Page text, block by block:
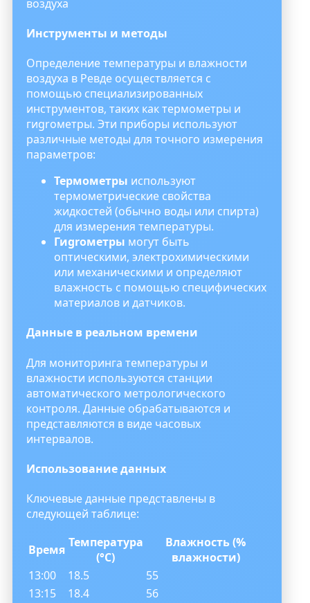
воздуха
Инструменты и методы
Определение температуры и влажности
воздуха в Ревде осуществляется с
помощью специализированных
инструментов, таких как термометры и
гиgroметры. Эти приборы используют
различные методы для точного измерения
параметров:
Термометры используют
термометрические свойства
жидкостей (обычно воды или спирта)
для измерения температуры.
Гиgroметры могут быть
оптическими, электрохимическими
или механическими и определяют
влажность с помощью специфических
материалов и датчиков.
Данные в реальном времени
Для мониторинга температуры и
влажности используются станции
автоматического метрологического
контроля. Данные обрабатываются и
представляются в виде часовых
интервалов.
Использование данных
Ключевые данные представлены в
следующей таблице:
Время Температура
(°C)
Влажность (%
влажности)
13:00
18.5
55
13:15
18.4
56